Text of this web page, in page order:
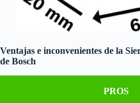
Ventajas e inconvenientes de la
de Bosch
PROS